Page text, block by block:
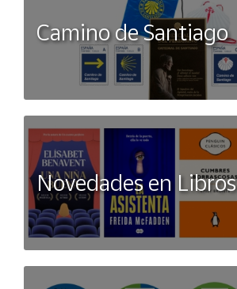
Camino de Santiago
Novedades en Libros